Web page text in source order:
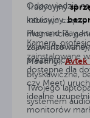
Odpowiedzią
intuicyjny,
Plug and Play,
w jaki dzielisz
prezentacje.
Tradycyjny
kablowe
momencie,
Meeting),Avtek
błyskawiczne,
Twojego
systemem
Kamera,
zainstalowane
dostępne dla
czy Meet)
idealne
monitorów